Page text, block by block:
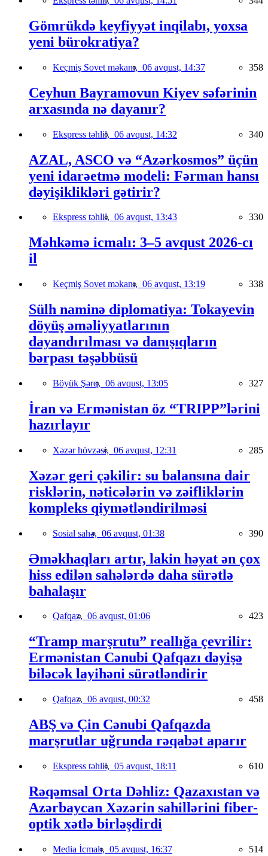
Gömrükdə keyfiyyət inqilabı, yoxsa
yeni bürokratiya?
Keçmiş Sovet məkanı, 06 avqust, 14:37 358
Ceyhun Bayramovun Kiyev səfərinin
arxasında nə dayanır?
Ekspress təhlil, 06 avqust, 14:32 340
AZAL, ASCO və “Azərkosmos” üçün
yeni idarəetmə modeli: Fərman hansı
dəyişiklikləri gətirir?
Ekspress təhlil, 06 avqust, 13:43 330
Məhkəmə icmalı: 3–5 avqust 2026-cı
il
Keçmiş Sovet məkanı, 06 avqust, 13:19 338
Sülh naminə diplomatiya: Tokayevin
döyüş əməliyyatlarının
dayandırılması və danışıqların
bərpası təşəbbüsü
Böyük Şərq, 06 avqust, 13:05 327
İran və Ermənistan öz “TRIPP”lərini
hazırlayır
Xəzər hövzəsi, 06 avqust, 12:31 285
Xəzər geri çəkilir: su balansına dair
risklərin, nəticələrin və zəifliklərin
kompleks qiymətləndirilməsi
Sosial sahə, 06 avqust, 01:38 390
Əməkhaqları artır, lakin həyat ən çox
hiss edilən sahələrdə daha sürətlə
bahalaşır
Qafqaz, 06 avqust, 01:06 423
“Tramp marşrutu” reallığa çevrilir:
Ermənistan Cənubi Qafqazı dəyişə
biləcək layihəni sürətləndirir
Qafqaz, 06 avqust, 00:32 458
ABŞ və Çin Cənubi Qafqazda
marşrutlar uğrunda rəqabət aparır
Ekspress təhlil, 05 avqust, 18:11 610
Rəqəmsal Orta Dəhliz: Qazaxıstan və
Azərbaycan Xəzərin sahillərini fiber-
optik xətlə birləşdirdi
Media İcmalı, 05 avqust, 16:37 514